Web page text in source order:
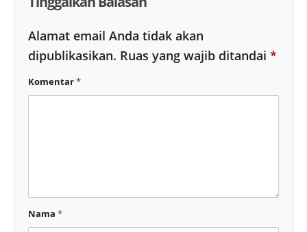
Alamat email Anda tidak akan
dipublikasikan. Ruas yang wajib ditandai *
Komentar*
Nama *